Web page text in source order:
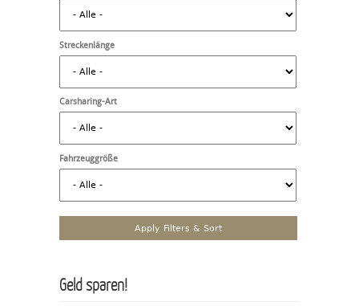
Streckenlänge
Carsharing-Art
Fahrzeuggröße
Geld sparen!